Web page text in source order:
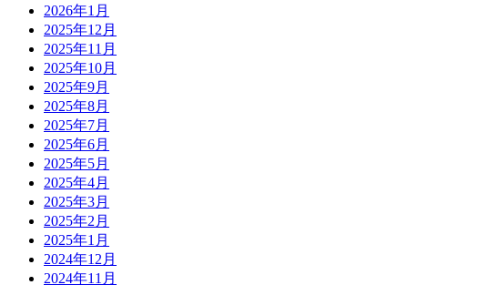
2026年1月
2025年12月
2025年11月
2025年10月
2025年9月
2025年8月
2025年7月
2025年6月
2025年5月
2025年4月
2025年3月
2025年2月
2025年1月
2024年12月
2024年11月